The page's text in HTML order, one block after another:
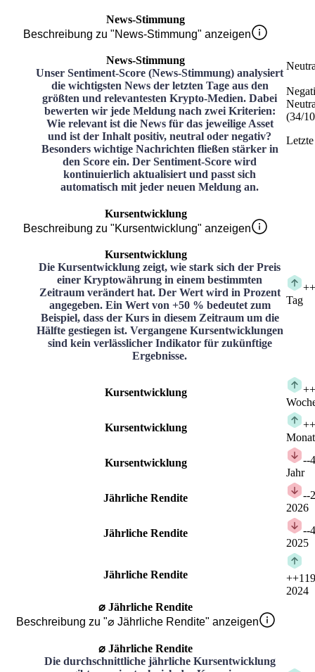
News-Stimmung
Beschreibung zu "News-Stimmung" anzeigen
News-Stimmung
Unser Sentiment-Score (News-Stimmung) analysiert
die wichtigsten News der letzten Tage aus den
größten und relevantesten Krypto-Medien. Dabei
bewerten wir jede Meldung nach zwei Kriterien:
Wie relevant ist die News für das jeweilige Asset
und ist der Inhalt positiv, neutral oder negativ?
Besonders wichtige Nachrichten fließen stärker in
den Score ein. Der Sentiment-Score wird
kontinuierlich aktualisiert und passt sich
automatisch mit jeder neuen Meldung an.
(34/
Kursentwicklung
Beschreibung zu "Kursentwicklung" anzeigen
Kursentwicklung
Die Kursentwicklung zeigt, wie stark sich der Preis
einer Kryptowährung in einem bestimmten
Zeitraum verändert hat. Der Wert wird in Prozent
angegeben. Ein Wert von +50 % bedeutet zum
Beispiel, dass der Kurs in diesem Zeitraum um die
Hälfte gestiegen ist. Vergangene Kursentwicklungen
sind kein verlässlicher Indikator für zukünftige
Ergebnisse.
+
Tag
Kursentwicklung +
Kursentwicklung +
Monat
Kursentwicklung --
Jahr
Jährliche Rendite --
2026
Jährliche Rendite --
2025
Jährliche Rendite +
2024
⌀ Jährliche Rendite
Beschreibung zu "⌀ Jährliche Rendite" anzeigen
⌀ Jährliche Rendite
Die durchschnittliche jährliche Kursentwicklung